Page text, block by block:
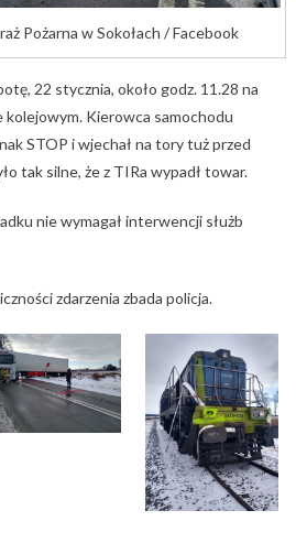
Pożarna w Sokołach / Facebook
22 stycznia, około godz. 11.28 na
kolejowym. Kierowca samochodu
STOP i wjechał na tory tuż przed
tak silne, że z TIRa wypadł towar.
nie wymagał interwencji służb
zdarzenia zbada policja.